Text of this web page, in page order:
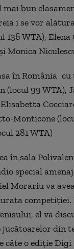
mai bun
i se vor
136 WTA), Elena
Monica
în România
(locul 99 WTA),
Monticone
281 WTA)
în sala
special
Morariu va
competiției.
el va
din
câte o ediție Digi